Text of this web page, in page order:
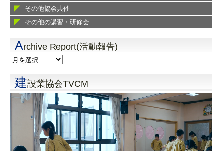
その他協会共催
その他の講習・研修会
Archive Report(活動報告)
建設業協会TVCM